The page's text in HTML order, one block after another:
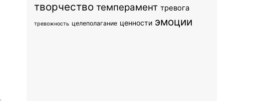
творчество темперамент тревога
тревожность целеполагание ценности эмоции